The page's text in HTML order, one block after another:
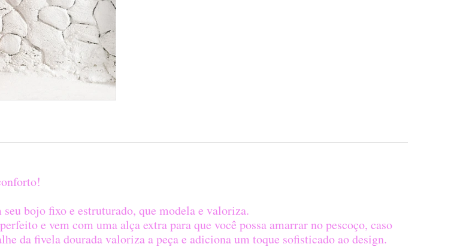
bojo fixo e estruturado, que modela e valoriza.
e vem com uma alça extra para que você possa amarrar no pescoço, caso
da fivela dourada valoriza a peça e adiciona um toque sofisticado ao design.